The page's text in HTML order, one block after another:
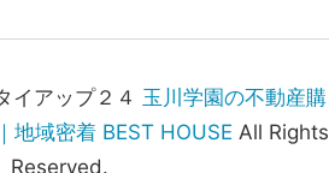
アップ２４ 玉川学園の不動産購
地域密着 BEST HOUSE All Rights
Reserved.